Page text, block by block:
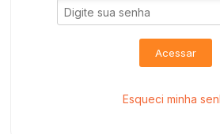
Acessar
Esqueci minha